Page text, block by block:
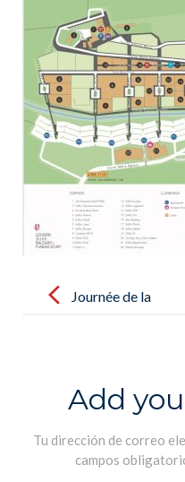
navigationJournée de la
i la Ciencia
Add
Tu dirección de correo
campos